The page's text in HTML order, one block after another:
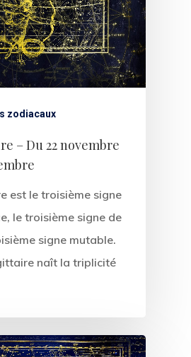
zodiacaux
– Du 22 novembre
est le troisième signe
le troisième signe de
signe mutable.
naît la triplicité